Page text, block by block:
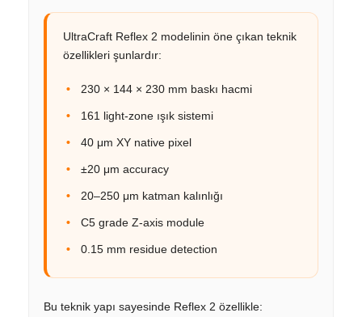
UltraCraft Reflex 2 modelinin öne çıkan teknik
özellikleri şunlardır:
230 × 144 × 230 mm baskı hacmi
161 light-zone ışık sistemi
40 μm XY native pixel
±20 μm accuracy
20–250 μm katman kalınlığı
C5 grade Z-axis module
0.15 mm residue detection
Bu teknik yapı sayesinde Reflex 2 özellikle: